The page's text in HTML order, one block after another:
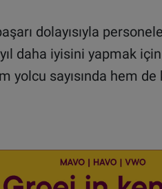
dolayısıyla
daha iyisini yapmak
yolcu sayısında hem de